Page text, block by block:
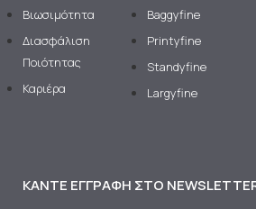
Βιωσιμότητα
Διασφάλιση
Ποιότητας
Καριέρα
Baggyfine
Printyfine
Standyfine
Largyfine
ΚΆΝΤΕ ΕΓΓΡΑΦΉ ΣΤΟ